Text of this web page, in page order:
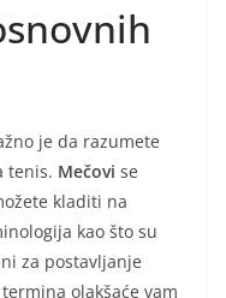
je da razumete
tenis. Mečovi se
kladiti na
kao što su
za postavljanje
olakšaće vam